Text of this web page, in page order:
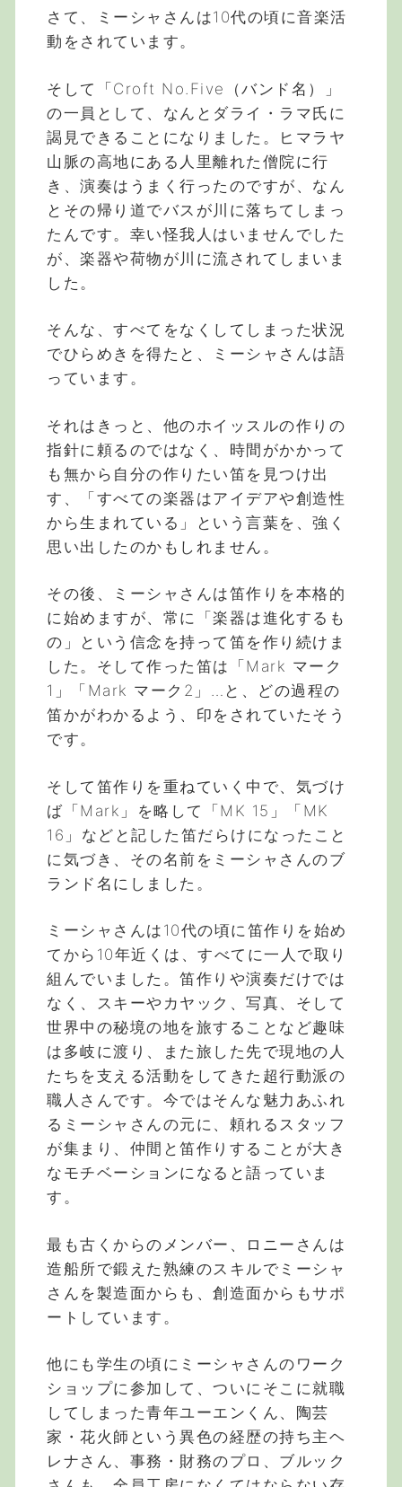
さて、ミーシャさんは10代の頃に音楽活
動をされています。
そして「Croft No.Five（バンド名）」
の一員として、なんとダライ・ラマ氏に
謁見できることになりました。ヒマラヤ
山脈の高地にある人里離れた僧院に行
き、演奏はうまく行ったのですが、なん
とその帰り道でバスが川に落ちてしまっ
たんです。幸い怪我人はいませんでした
が、楽器や荷物が川に流されてしまいま
した。
そんな、すべてをなくしてしまった状況
でひらめきを得たと、ミーシャさんは語
っています。
それはきっと、他のホイッスルの作りの
指針に頼るのではなく、時間がかかって
も無から自分の作りたい笛を見つけ出
す、「すべての楽器はアイデアや創造性
から生まれている」という言葉を、強く
思い出したのかもしれません。
その後、ミーシャさんは笛作りを本格的
に始めますが、常に「楽器は進化するも
の」という信念を持って笛を作り続けま
した。そして作った笛は「Mark マーク
1」「Mark マーク2」…と、どの過程の
笛かがわかるよう、印をされていたそう
です。
そして笛作りを重ねていく中で、気づけ
ば「Mark」を略して「MK 15」「MK
16」などと記した笛だらけになったこと
に気づき、その名前をミーシャさんのブ
ランド名にしました。
ミーシャさんは10代の頃に笛作りを始め
てから10年近くは、すべてに一人で取り
組んでいました。笛作りや演奏だけでは
なく、スキーやカヤック、写真、そして
世界中の秘境の地を旅することなど趣味
は多岐に渡り、また旅した先で現地の人
たちを支える活動をしてきた超行動派の
職人さんです。今ではそんな魅力あふれ
るミーシャさんの元に、頼れるスタッフ
が集まり、仲間と笛作りすることが大き
なモチベーションになると語っていま
す。
最も古くからのメンバー、ロニーさんは
造船所で鍛えた熟練のスキルでミーシャ
さんを製造面からも、創造面からもサポ
ートしています。
他にも学生の頃にミーシャさんのワーク
ショップに参加して、ついにそこに就職
してしまった青年ユーエンくん、陶芸
家・花火師という異色の経歴の持ち主ヘ
レナさん、事務・財務のプロ、ブルック